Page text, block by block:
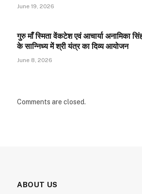
June 19, 2026
गुरु माँ स्मिता वेंकटेश एवं आचार्या अनामिका
के सान्निध्य में श्री यंत्र का दिव्य आयोजन
June 8, 2026
Comments are closed.
ABOUT US